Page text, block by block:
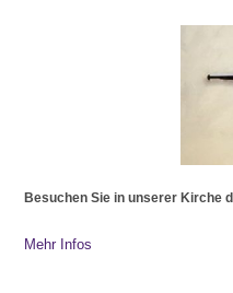
Besuchen Sie in unserer Kirche
Mehr Infos